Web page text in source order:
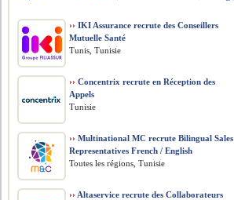
›› IKI Assurance recrute des Conseillers
Mutuelle Santé
Tunis, Tunisie
›› Concentrix recrute en Réception des
Appels
Tunisie
›› Multinational MC recrute Bilingual Sales
Representatives French / English
Toutes les régions, Tunisie
›› Altaservice recrute des Collaborateurs